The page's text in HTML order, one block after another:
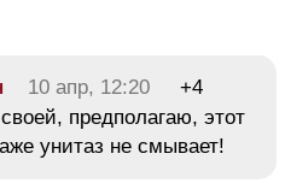
10 апр, 12:20
+4
предполагаю, этот
унитаз не смывает!